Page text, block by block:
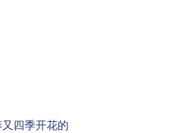
四季开花的